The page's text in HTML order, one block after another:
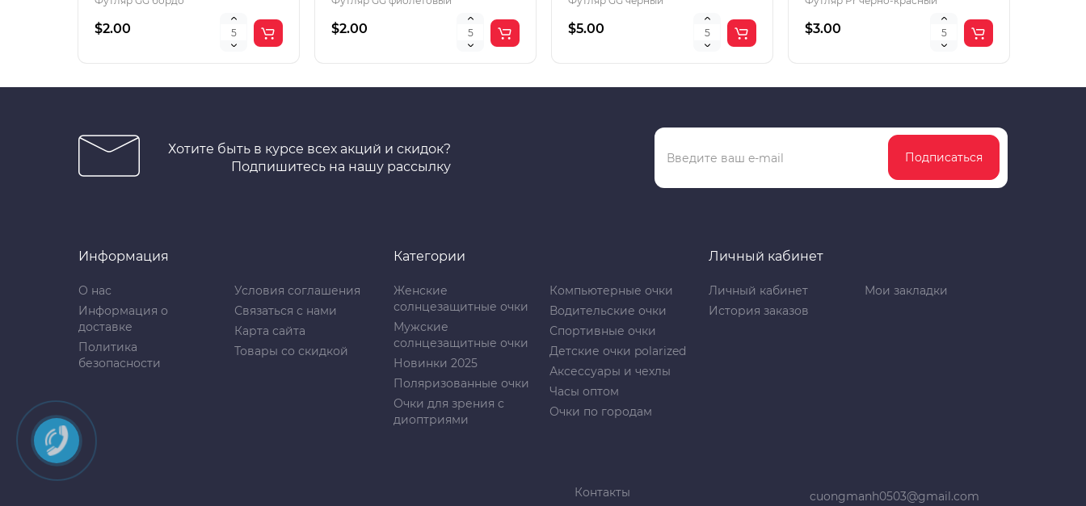
$2.00 $2.00 $5.00 $3.00
Хотите быть в курсе всех акций и скидок?
Подпишитесь на нашу рассылку
Подписаться
Информация
О нас
Информация о
доставке
Политика
безопасности
Условия соглашения
Связаться с нами
Карта сайта
Товары со скидкой
Категории
Женские
солнцезащитные очки
Мужские
солнцезащитные очки
Новинки 2025
Поляризованные очки
Очки для зрения с
диоптриями
Компьютерные очки
Водительские очки
Спортивные очки
Детские очки polarized
Аксессуары и чехлы
Часы оптом
Очки по городам
Личный кабинет
Личный кабинет
История заказов
Мои закладки
Контакты cuongmanh0503@gmail.com